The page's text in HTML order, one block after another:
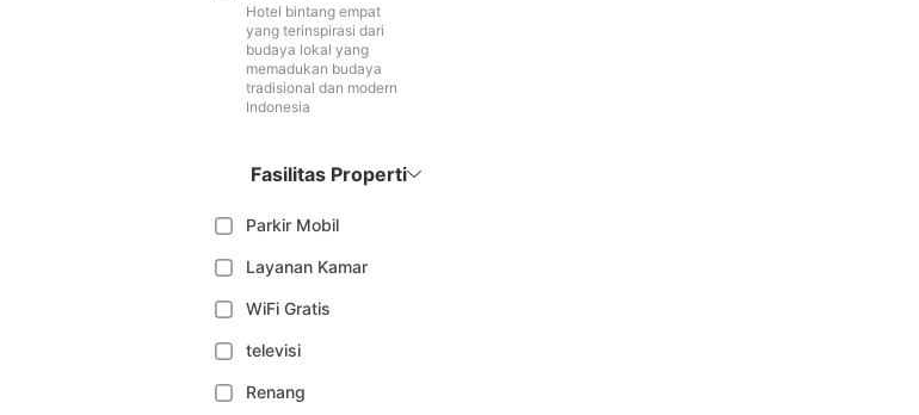
Hotel bintang empat
yang terinspirasi dari
budaya lokal yang
memadukan budaya
tradisional dan modern
Indonesia
Fasilitas Properti
Parkir Mobil
Layanan Kamar
WiFi Gratis
televisi
Renang